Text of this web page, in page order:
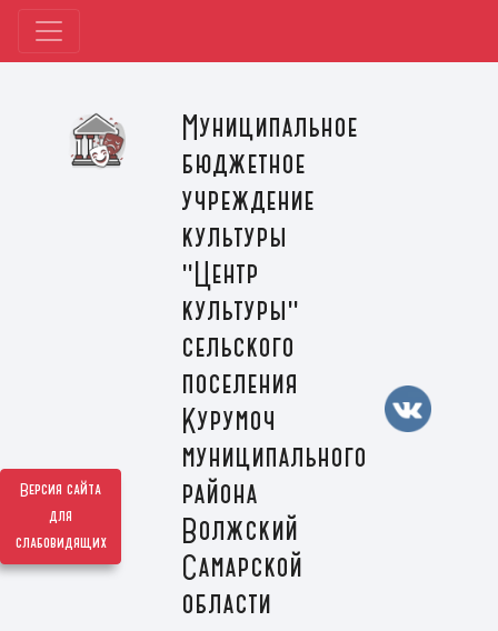
Версия сайта
для
слабовидящих
Муниципальное
бюджетное
учреждение
культуры
"Центр
культуры"
сельского
поселения
Курумоч
муниципального
района
Волжский
Самарской
области